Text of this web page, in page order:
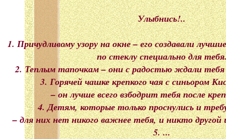
Улыбнись!..
1. Причудливому узору на окне – его создавали
по стеклу специально для
2. Теплым тапочкам – они с радостью ждали тебя
3. Горячей чашке крепкого чая с синьором
– он лучше всего взбодрит тебя после
4. Детям, которые только проснулись и
– для них нет никого важнее тебя, и никто
5. ...